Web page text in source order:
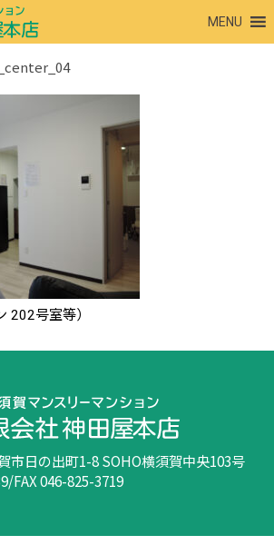
MENU
202号室等）
市日の出町1-8 SOHO横須賀中央103号
FAX 046-825-3719